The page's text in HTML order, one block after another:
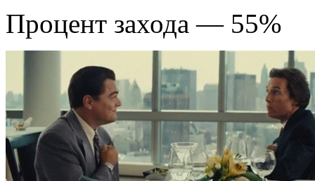
Процент захода — 55%